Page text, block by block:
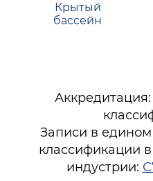
Крытый
бассейн
Записи в едином
классификации
индустрии: